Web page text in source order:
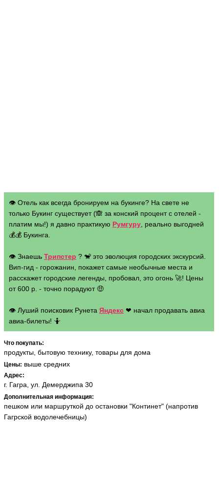
👁 Отель как всегда бронируем на букинге? На свете не
только Букинг существует (🙈 за конский процент с отелей -
платим мы!) я давно практикую Румгуру , реально выгодней
💰💰 Букинга.
👁 Знаешь Трипстер ? 🐒 это эволюция городских экскурсий.
Вип-гид - горожанин, покажет самые необычные места и
расскажет городские легенды, пробовал, это огонь 🚀! Цены
от 600 р. - точно порадуют 🤑
👁 Луший поисковик Рунета Яндекс ❤ начал продавать авиа
авиа-билеты! 🤷
Что покупать:
продукты, бытовую технику, товары для дома
Цены: выше средних
Адрес:
г. Гагра, ул. Демерджипа 30
Дополнительная информация:
пешком или маршруткой до остановки "Континет" (напротив
Гагрской водолечебницы)